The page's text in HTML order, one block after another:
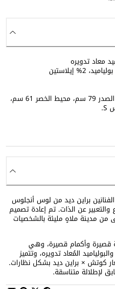
طول العارضة 178 سم، محيط الصدر 79 سم، محيط الخصر 61 سم،
براين ديد من لوس أنجلوس
عن الذات. تم إعادة تصميم
مدينة ملاهٍ مليئة بالشخصيات
قصيرة وأكمام قصيرة، وهي
المُعاد تدويره، وتتميز
كوتش × براين ديد بشكل نظارات.
لإطلالة متناسقة.